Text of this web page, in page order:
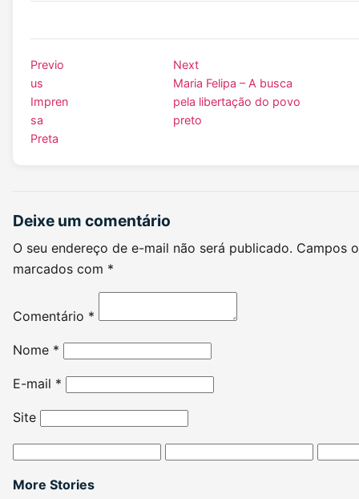
Previo
us
Impren
sa
Preta
Next
Maria Felipa – A busca
pela libertação do povo
preto
Deixe um comentário
O seu endereço de e-mail não será publicado. Campos
marcados com *
Comentário *
Nome *
E-mail *
Site
More Stories